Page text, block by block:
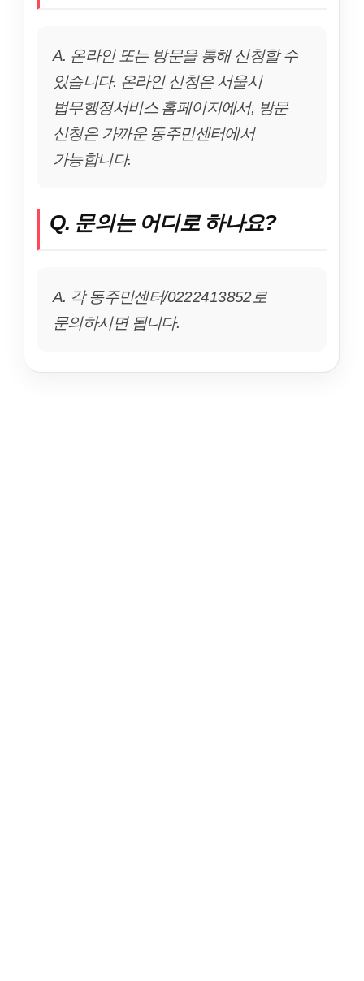
A. 온라인 또는 방문을 통해 신청할 수
있습니다. 온라인 신청은 서울시
법무행정서비스 홈페이지에서, 방문
신청은 가까운 동주민센터에서
가능합니다.
Q. 문의는 어디로 하나요?
A. 각 동주민센터/0222413852로
문의하시면 됩니다.